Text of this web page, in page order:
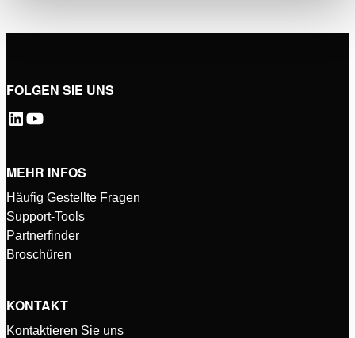
FOLGEN SIE UNS
MEHR INFOS
Häufig Gestellte Fragen
Support-Tools
Partnerfinder
Broschüren
KONTAKT
Kontaktieren Sie uns